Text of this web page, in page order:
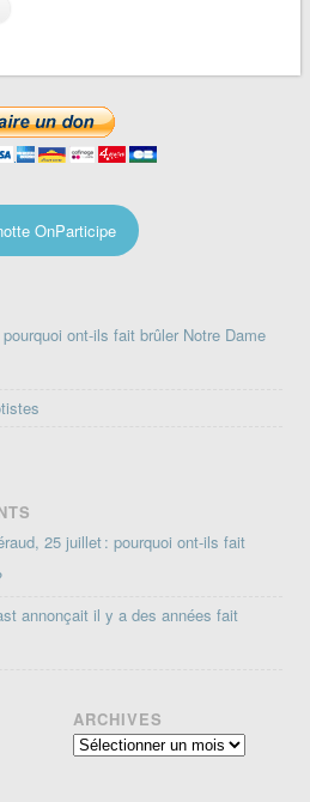
OnParticipe
ont-ils fait brûler Notre Dame
25 juillet : pourquoi ont-ils fait
annonçait il y a des années fait
ARCHIVES
Archives